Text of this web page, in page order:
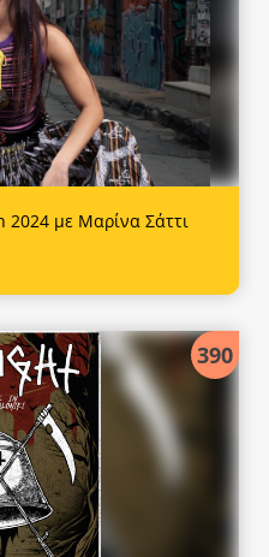
2024 με Μαρίνα Σάττι
390